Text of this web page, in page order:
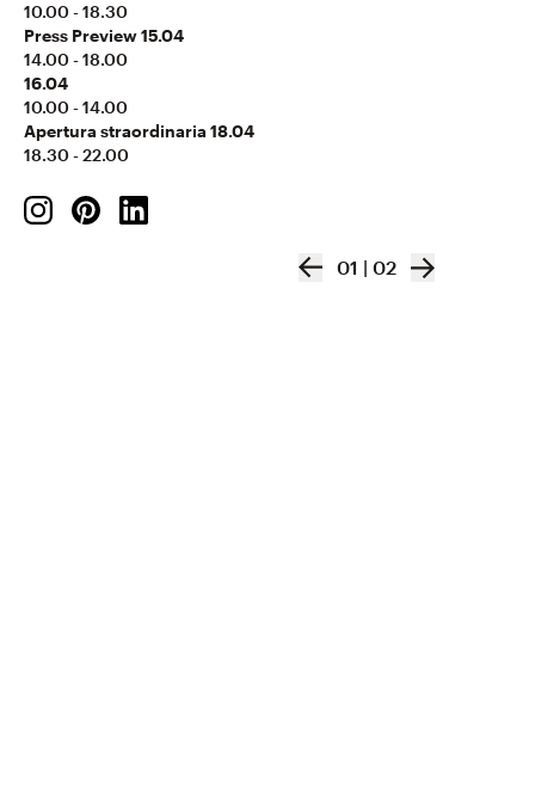
10.00 - 18.30
Press Preview 15.04
14.00 - 18.00
16.04
10.00 - 14.00
Apertura straordinaria 18.04
18.30 - 22.00
01 | 02